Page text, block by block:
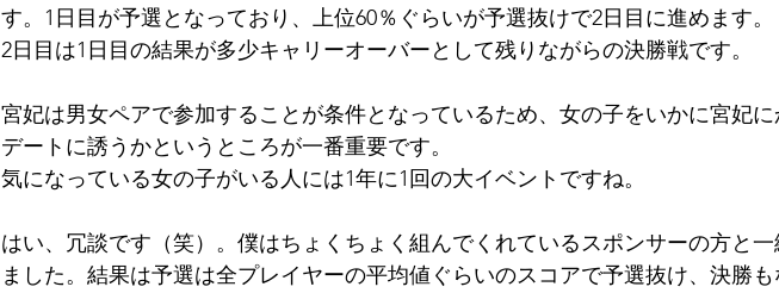
す。1日目が予選となっており、上位60％ぐらいが予選抜けで2日目に進めます。
2日目は1日目の結果が多少キャリーオーバーとして残りながらの決勝戦です。
宮妃は男女ペアで参加することが条件となっているため、女の子をいかに宮妃に
デートに誘うかというところが一番重要です。
気になっている女の子がいる人には1年に1回の大イベントですね。
はい、冗談です（笑）。僕はちょくちょく組んでくれているスポンサーの方と一
ました。結果は予選は全プレイヤーの平均値ぐらいのスコアで予選抜け、決勝